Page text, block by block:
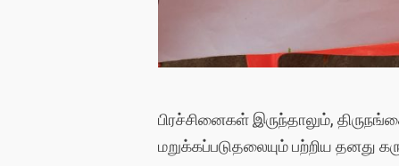
பிரச்சினைகள் இருந்தாலும்,
மறுக்கப்படுதலையும் பற்றிய தனது